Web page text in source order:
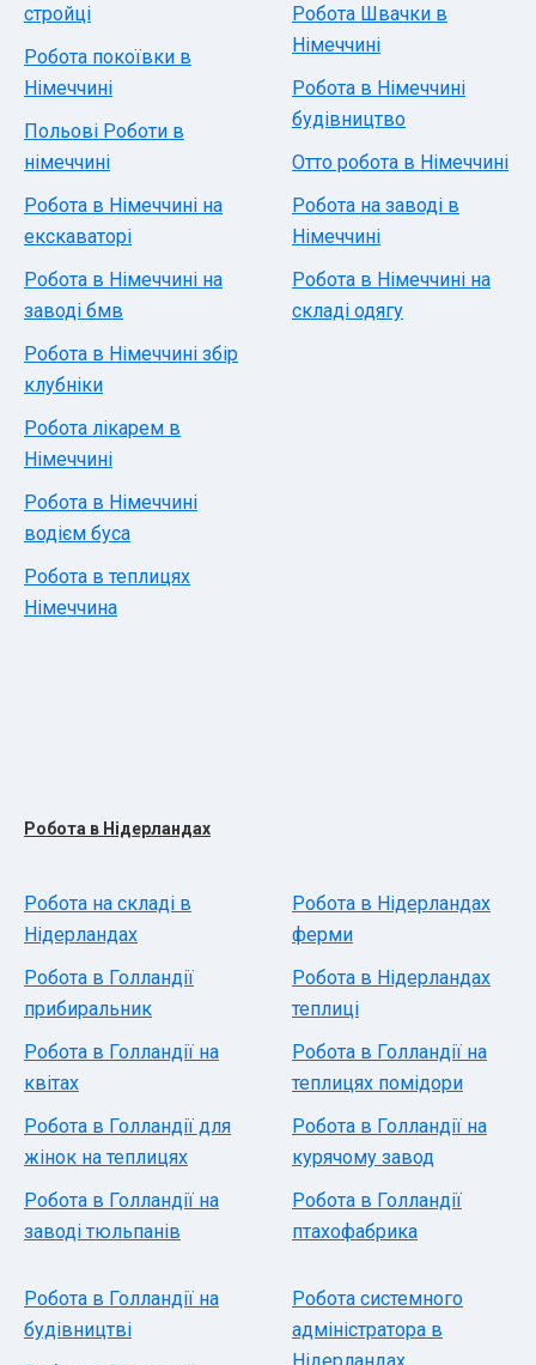
стройці
Робота покоївки в
Німеччині
Польові Роботи в
німеччині
Робота в Німеччині на
екскаваторі
Робота в Німеччині на
заводі бмв
Робота в Німеччині збір
клубніки
Робота лікарем в
Німеччині
Робота в Німеччині
водієм буса
Робота в теплицях
Німеччина
Робота Швачки в
Німеччині
Робота в Німеччині
будівництво
Отто робота в Німеччині
Робота на заводі в
Німеччині
Робота в Німеччині на
складі одягу
Робота в Нідерландах
Робота на складі в
Нідерландах
Робота в Голландії
прибиральник
Робота в Голландії на
квітах
Робота в Голландії для
жінок на теплицях
Робота в Голландії на
заводі тюльпанів
Робота в Нідерландах
ферми
Робота в Нідерландах
теплиці
Робота в Голландії на
теплицях помідори
Робота в Голландії на
курячому завод
Робота в Голландії
птахофабрика
Робота в Голландії на
будівництві
Робота системного
адміністратора в